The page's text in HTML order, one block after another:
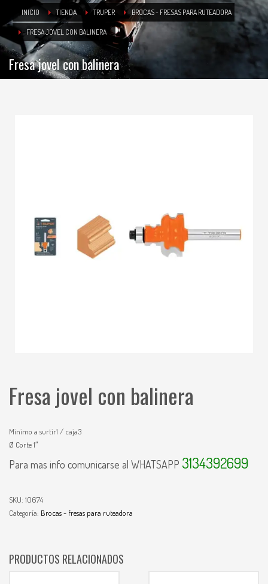
INICIO TIENDA TRUPER BROCAS - FRESAS PARA RUTEADORA
FRESA JOVEL CON BALINERA
Fresa jovel con balinera
Fresa jovel con balinera
Minimo a surtir1 / caja3
Ø Corte 1″
Para mas info comunicarse al WHATSAPP 3134392699
SKU: 10674
Categoría: Brocas - fresas para ruteadora
PRODUCTOS RELACIONADOS